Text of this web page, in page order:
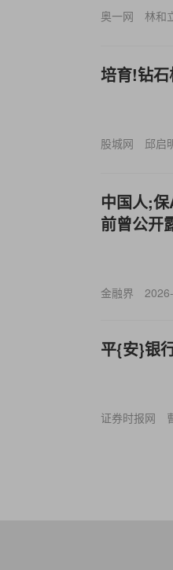
奥一网 林和
培育!钻
股城网 邱启
中国人;
前曾公开
金融界
平{安}银
证券时报网